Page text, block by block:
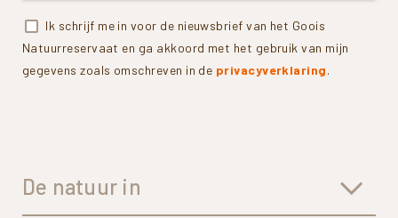
Ik schrijf me in voor de nieuwsbrief van het Goois
Natuurreservaat en ga akkoord met het gebruik van mijn
gegevens zoals omschreven in de privacyverklaring.
De natuur in